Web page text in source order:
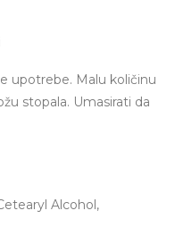
upotrebe. Malu količinu
stopala. Umasirati da
Alcohol,